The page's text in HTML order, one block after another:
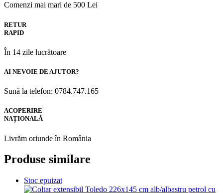
Comenzi mai mari de 500 Lei
RETUR
RAPID
În 14 zile lucrătoare
AI NEVOIE DE AJUTOR?
Sună la telefon: 0784.747.165
ACOPERIRE
NAȚIONALĂ
Livrăm oriunde în România
Produse similare
Stoc epuizat